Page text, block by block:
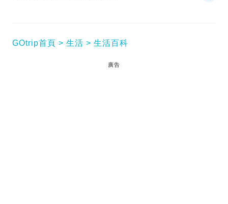
GOtrip首頁 生活 生活百科
廣告